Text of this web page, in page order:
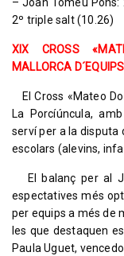
– Joan Tomeu Pons:
2º triple salt (10.26)
XIX CROSS
MALLORCA
El Cross «Mateo
La Porcíúncula,
serví per a la disputa
escolars (alevins,
El balanç per al
espectatives més
per equips a més de
les que destaquen
Paula Uguet,